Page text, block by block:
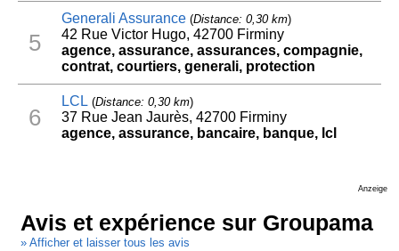
5
Generali Assurance(Distance: 0,30 km)
42 Rue Victor Hugo, 42700 Firminy
agence, assurance, assurances, compagnie,
contrat, courtiers, generali, protection
6
LCL(Distance: 0,30 km)
37 Rue Jean Jaurès, 42700 Firminy
agence, assurance, bancaire, banque, lcl
Anzeige
Avis et expérience sur Groupama
» Afficher et laisser tous les avis